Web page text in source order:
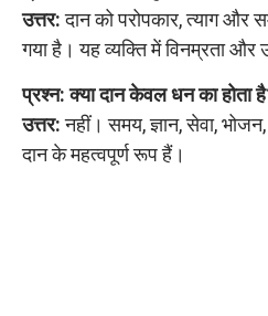
उत्तर:दान को परोपकार, त्याग और
गया है। यह व्यक्ति में विनम्रता और
प्रश्न: क्या दान केवल धन का होता
उत्तर:नहीं। समय, ज्ञान, सेवा,
दान के महत्वपूर्ण रूप हैं।